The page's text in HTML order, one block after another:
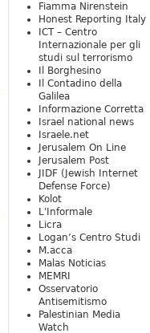
Fiamma Nirenstein
Honest Reporting Italy
ICT – Centro
Internazionale per gli
studi sul terrorismo
Il Borghesino
Il Contadino della
Galilea
Informazione Corretta
Israel national news
Israele.net
Jerusalem On Line
Jerusalem Post
JIDF (Jewish Internet
Defense Force)
Kolot
L'Informale
Licra
Logan’s Centro Studi
M.acca
Malas Noticias
MEMRI
Osservatorio
Antisemitismo
Palestinian Media
Watch